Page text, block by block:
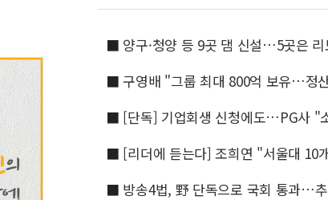
■ 양구·청양 등 9곳 댐 신설…5곳은
■구영배 "그룹 최대 800억 보유…정
■ [단독] 기업회생 신청에도…PG사 "
■ [리더에 듣는다] 조희연 "서울대 10
■ 방송4법, 野 단독으로 국회 통과…